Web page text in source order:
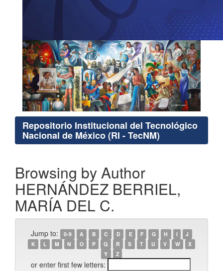
Repositorio Institucional del Tecnológico
Nacional de México (RI - TecNM)
Browsing by Author
HERNÁNDEZ BERRIEL,
MARÍA DEL C.
Jump to: 0-9 A B C D E F G H I
J
K
L M N O P Q R S T U V W
X
Y
Z
or enter first few letters: